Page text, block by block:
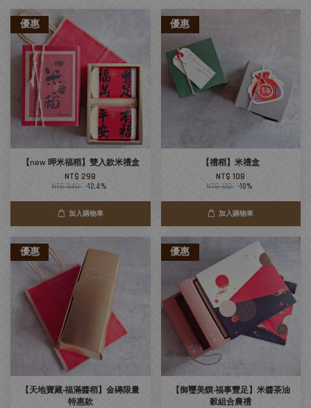
優惠
【new 呷米福稻】雙入款米禮盒
NT$ 298
NT$ 340 -12.4%
加入購物車
優惠
【禮稻】米禮盒
NT$ 108
NT$ 120 -10%
加入購物車
優惠
【天地寶藏‧福滿醬稻】金磚限量
特惠款
優惠
【御璽美饌‧福事豐足】米醬茶油
穀組合農禮